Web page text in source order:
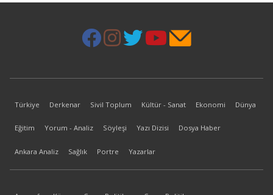
Türkiye Derkenar Sivil Toplum Kültür - Sanat Ekonomi Dünya
Eğitim Yorum - Analiz Söyleşi Yazı Dizisi Dosya Haber
Ankara Analiz Sağlık Portre Yazarlar